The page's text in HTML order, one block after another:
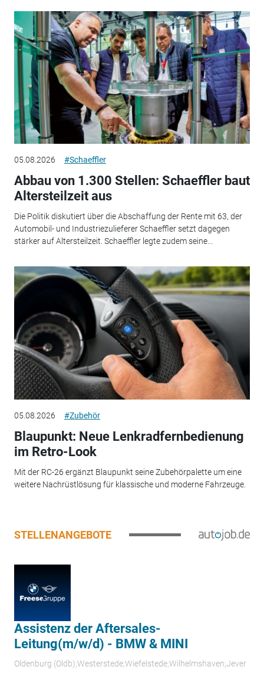
05.08.2026 #Schaeffler
Abbau von 1.300 Stellen: Schaeffler baut
Altersteilzeit aus
Die Politik diskutiert über die Abschaffung der Rente mit 63, der
Automobil- und Industriezulieferer Schaeffler setzt dagegen
stärker auf Altersteilzeit. Schaeffler legte zudem seine...
05.08.2026 #Zubehör
Blaupunkt: Neue Lenkradfernbedienung
im Retro-Look
Mit der RC-26 ergänzt Blaupunkt seine Zubehörpalette um eine
weitere Nachrüstlösung für klassische und moderne Fahrzeuge.
STELLENANGEBOTE
Assistenz der Aftersales-
Leitung(m/w/d) - BMW & MINI
Oldenburg (Oldb);Westerstede;Wiefelstede;Wilhelmshaven;Jever